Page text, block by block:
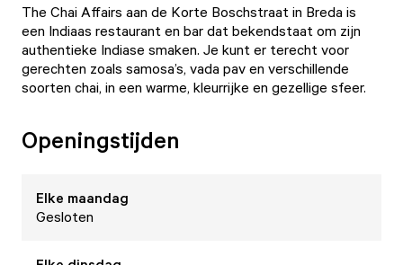
The Chai Affairs aan de Korte Boschstraat in Breda is
een Indiaas restaurant en bar dat bekendstaat om zijn
authentieke Indiase smaken. Je kunt er terecht voor
gerechten zoals samosa’s, vada pav en verschillende
soorten chai, in een warme, kleurrijke en gezellige sfeer.
Openingstijden
Elke maandag
Gesloten